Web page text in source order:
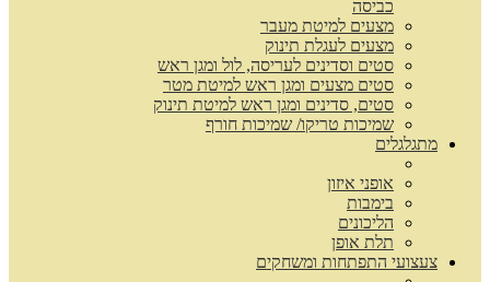
כביסה
מצעים למיטת מעבר
מצעים לעגלת תינוק
סטים וסדינים לעריסה, לול ומגן ראש
סטים מצעים ומגן ראש למיטת מטר
סטים, סדינים ומגן ראש למיטת תינוק
שמיכות טריקו/ שמיכות חורף
מתגלגלים
אופני איזון
בימבות
הליכונים
תלת אופן
צעצועי התפתחות ומשחקים